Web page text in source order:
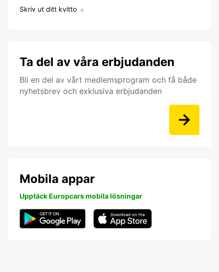
Skriv ut ditt kvitto
Ta del av våra erbjudanden
Bli en del av vårt medlemsprogram och få både
nyhetsbrev och exklusiva erbjudanden
Mobila appar
Upptäck Europcars mobila lösningar